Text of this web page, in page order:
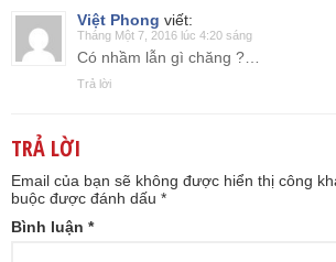
Việt Phong viết:
Tháng Một 7, 2016 lúc 4:20 sáng
Có nhầm lẫn gì chăng ?…
Trả lời
TRẢ LỜI
Email của bạn sẽ không được hiển thị công
buộc được đánh dấu *
Bình luận *